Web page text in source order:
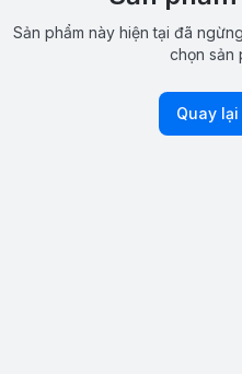
Sản phẩm này hiện tại đã
chọn sản
Quay